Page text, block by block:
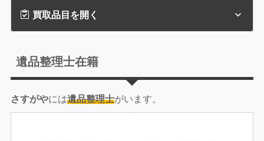
買取品目を開く
遺品整理士在籍
さすがやには遺品整理士がいます。